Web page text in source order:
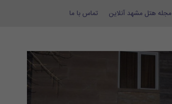
مجله هتل مشهد آنلاین تماس با ما